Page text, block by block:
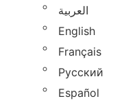
العربية
English
Français
Русский
Español